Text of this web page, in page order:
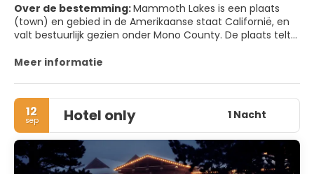
Over de bestemming:Mammoth Lakes is een plaats
(town) en gebied in de Amerikaanse staat Californië, en
valt bestuurlijk gezien onder Mono County. De plaats telt
Meer informatie
12
sep Hotel only 1 Nacht